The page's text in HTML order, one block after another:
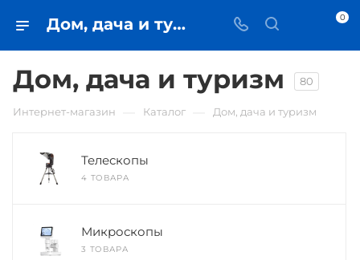
Дом, дача и туризм • купить в Самаре по низкой цене - iЧехол 0
Дом, дача и туризм 80
Интернет-магазин Каталог Дом, дача и туризм
Телескопы
4 ТОВАРА
Микроскопы
3 ТОВАРА